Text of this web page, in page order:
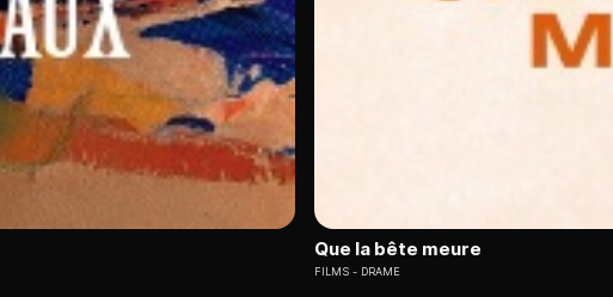
Que la bête meure
FILMS DRAME